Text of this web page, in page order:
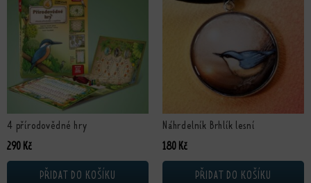
4 přírodovědné hry
290 Kč
PŘIDAT DO KOŠÍKU
Náhrdelník Brhlík lesní
180 Kč
PŘIDAT DO KOŠÍKU